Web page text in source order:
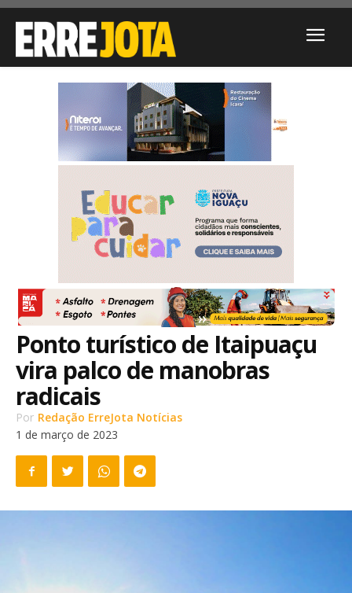
Ponto turístico de Itaipuaçu
vira palco de manobras
radicais
Por Redação ErreJota Notícias
1 de março de 2023